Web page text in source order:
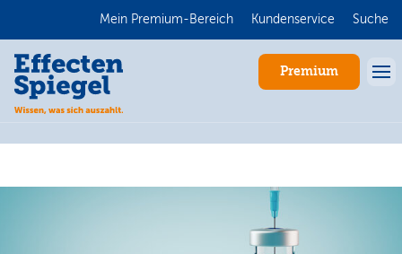
Mein Premium-Bereich Kundenservice Suche
Premium